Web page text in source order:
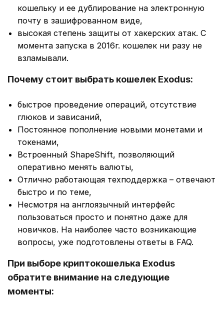
кошельку и ее дублирование на электронную
почту в зашифрованном виде,
высокая степень защиты от хакерских атак. С
момента запуска в 2016г. кошелек ни разу не
взламывали.
Почему стоит выбрать кошелек Exodus:
быстрое проведение операций, отсутствие
глюков и зависаний,
Постоянное пополнение новыми монетами и
токенами,
Встроенный ShapeShift, позволяющий
оперативно менять валюты,
Отлично работающая техподдержка – отвечают
быстро и по теме,
Несмотря на англоязычный интерфейс
пользоваться просто и понятно даже для
новичков. На наиболее часто возникающие
вопросы, уже подготовлены ответы в FAQ.
При выборе криптокошелька Exodus
обратите внимание на следующие
моменты: